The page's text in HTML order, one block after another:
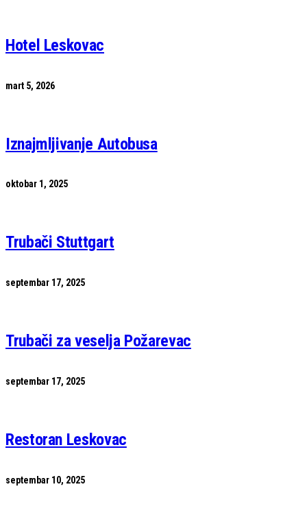
Hotel Leskovac
mart 5, 2026
Iznajmljivanje Autobusa
oktobar 1, 2025
Trubači Stuttgart
septembar 17, 2025
Trubači za veselja Požarevac
septembar 17, 2025
Restoran Leskovac
septembar 10, 2025